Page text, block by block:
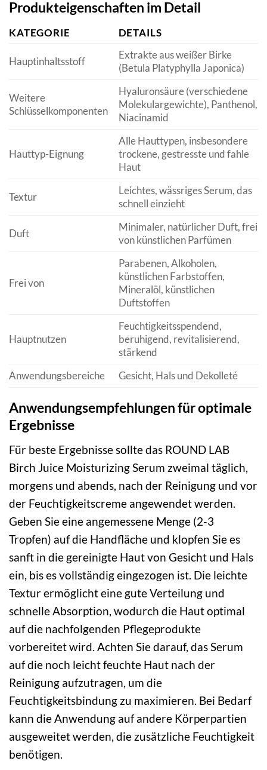
Produkteigenschaften im Detail
KATEGORIE DETAILS
Hauptinhaltsstoff
Extrakte aus weißer Birke
(Betula Platyphylla Japonica)
Weitere
Schlüsselkomponenten
Hyaluronsäure (verschiedene
Molekulargewichte), Panthenol,
Niacinamid
Hauttyp-Eignung
Alle Hauttypen, insbesondere
trockene, gestresste und fahle
Haut
Textur
Leichtes, wässriges Serum, das
schnell einzieht
Duft
Minimaler, natürlicher Duft, frei
von künstlichen Parfümen
Frei von
Parabenen, Alkoholen,
künstlichen Farbstoffen,
Mineralöl, künstlichen
Duftstoffen
Hauptnutzen
Feuchtigkeitsspendend,
beruhigend, revitalisierend,
stärkend
Anwendungsbereiche
Gesicht, Hals und Dekolleté
Anwendungsempfehlungen für optimale
Ergebnisse
Für beste Ergebnisse sollte das ROUND LAB
Birch Juice Moisturizing Serum zweimal täglich,
morgens und abends, nach der Reinigung und vor
der Feuchtigkeitscreme angewendet werden.
Geben Sie eine angemessene Menge (2-3
Tropfen) auf die Handfläche und klopfen Sie es
sanft in die gereinigte Haut von Gesicht und Hals
ein, bis es vollständig eingezogen ist. Die leichte
Textur ermöglicht eine gute Verteilung und
schnelle Absorption, wodurch die Haut optimal
auf die nachfolgenden Pflegeprodukte
vorbereitet wird. Achten Sie darauf, das Serum
auf die noch leicht feuchte Haut nach der
Reinigung aufzutragen, um die
Feuchtigkeitsbindung zu maximieren. Bei Bedarf
kann die Anwendung auf andere Körperpartien
ausgeweitet werden, die zusätzliche Feuchtigkeit
benötigen.